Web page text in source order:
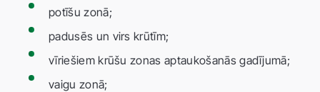
potīšu zonā;
padusēs un virs krūtīm;
vīriešiem krūšu zonas aptaukošanās gadījumā;
vaigu zonā;